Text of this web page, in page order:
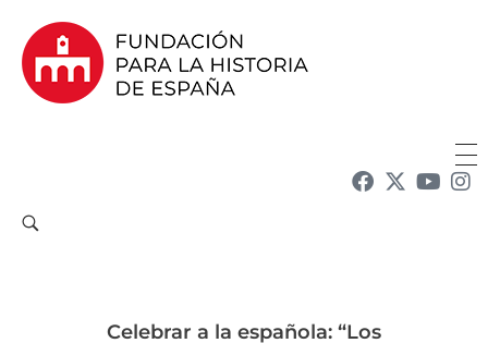
Celebrar a la española: “Los